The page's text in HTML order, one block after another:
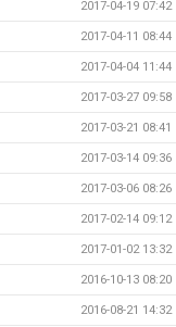
2017-04-19 07:42
2017-04-11 08:44
2017-04-04 11:44
2017-03-27 09:58
2017-03-21 08:41
2017-03-14 09:36
2017-03-06 08:26
2017-02-14 09:12
2017-01-02 13:32
2016-10-13 08:20
2016-08-21 14:32